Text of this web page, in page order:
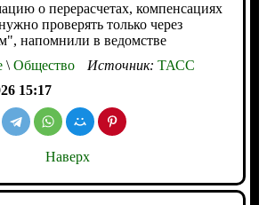
о перерасчетах, компенсациях
проверять только через
напомнили в ведомстве
\Общество Источник: ТАСС
15:17
Наверх